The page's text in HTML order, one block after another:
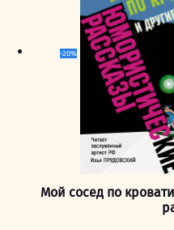
-20%
Мой сосед по